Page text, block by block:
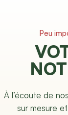
Peu
À l’écoute de
sur mesure